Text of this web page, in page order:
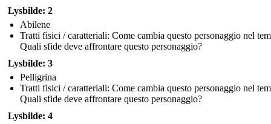
Lysbilde: 2
Abilene
Tratti fisici / caratteriali: Come cambia questo personaggio nel
Quali sfide deve affrontare questo personaggio?
Lysbilde: 3
Pelligrina
Tratti fisici / caratteriali: Come cambia questo personaggio nel
Quali sfide deve affrontare questo personaggio?
Lysbilde: 4